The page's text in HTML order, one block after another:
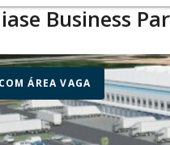
Business
4º Anel Viário S/N
ÁREA VAGA